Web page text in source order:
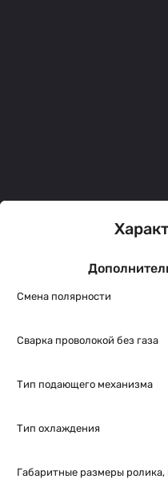
Смена полярности
Сварка проволокой без газа
Тип подающего механизма
Тип охлаждения
Габаритные размеры ролика,